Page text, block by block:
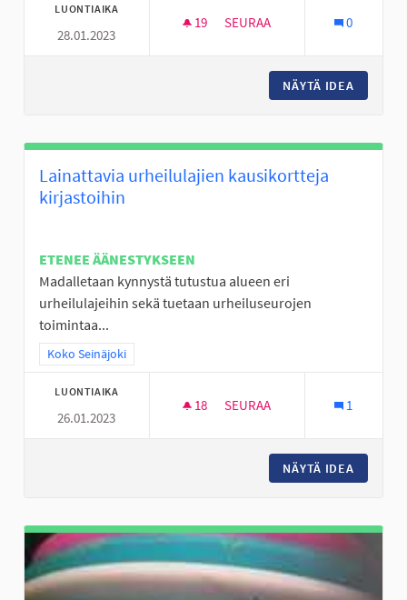
LUONTIAIKA
28.01.2023
19 19 SEURAAJAA
SEURAA 0
NÄYTÄ IDEA
Lainattavia urheilulajien kausikortteja
kirjastoihin
ETENEE ÄÄNESTYKSEEN
Madalletaan kynnystä tutustua alueen eri
urheilulajeihin sekä tuetaan urheiluseurojen
toimintaa...
Rajaa tulokset teeman mukaan: Koko Seinäjoki
Koko Seinäjoki
LUONTIAIKA
26.01.2023
18 18 SEURAAJAA
SEURAA 1
NÄYTÄ IDEA